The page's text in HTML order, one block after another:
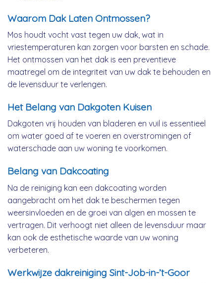
Waarom Dak Laten Ontmossen?
Mos houdt vocht vast tegen uw dak, wat in
vriestemperaturen kan zorgen voor barsten en schade.
Het ontmossen van het dak is een preventieve
maatregel om de integriteit van uw dak te behouden en
de levensduur te verlengen.
Het Belang van Dakgoten Kuisen
Dakgoten vrij houden van bladeren en vuil is essentieel
om water goed af te voeren en overstromingen of
waterschade aan uw woning te voorkomen.
Belang van Dakcoating
Na de reiniging kan een dakcoating worden
aangebracht om het dak te beschermen tegen
weersinvloeden en de groei van algen en mossen te
vertragen. Dit verhoogt niet alleen de levensduur maar
kan ook de esthetische waarde van uw woning
verbeteren.
Werkwijze dakreiniging Sint-Job-in-’t-Goor